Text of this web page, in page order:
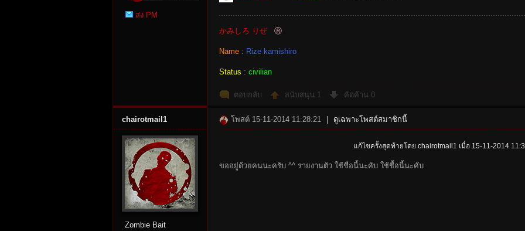
ส่ง PM
かみしろ りぜ Ⓡ
Name : Rize kamishiro
Status : civilian
ตอบกลับ สนับสนุน 1 คัดค้าน 0
chairotmail1
Zombie Bait
โพสต์ 15-11-2014 11:28:21 ดูเฉพาะโพสต์สมาชิกนี้
แก้ไขครั้งสุดท้ายโดย chairotmail1 เมื่อ 15-11-2014
ขออยู่ด้วยคนนะครับ ^^ รายงานตัว ใช้ชื่อนี้นะคับ ใช้ชื้อนี้นะคับ